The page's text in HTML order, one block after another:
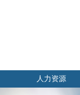
人力资源